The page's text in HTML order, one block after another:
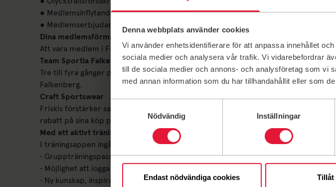
Denna webbplats använder cookies
Vi använder enhetsidentifierare för att anpassa innehållet
sociala medier och analysera vår trafik. Vi vidarebefordrar
till de sociala medier och annons- och analysföretag som vi
med annan information som du har tillhandahållit eller som
Nödvändig
Inställningar
Endast nödvändiga cookies Tillåt
● Medlemsinflytande och rösträtt på föreningens årsmöte.
● Medlemserbjudanden och rabatter hos våra samarbetspartners.
Dina medlemsförmåner
Att vara medlem i Friskis&Svettis Falkenberg innebär fler fördelar än träning.
Team Sportia Falkenberg
Tre till fyra gånger per år erbjuds Friskis Falkenbergs medlemmar att få rabatt på
Falkenberg.
Craft Sportswear
Friskis förstärker samarbetet med Cratf Sportswear. Två till tre gånger per år
rabatt på sina köp på Craft Sportswear >>
Med ett aktivt träningskort får du tillgång till träningsappen Friskis Go
I träningsappen ingår:
• Gruppträningspass, pass för gymmet och färdiga träningsprogram att följa över
• Möjlighet att logga och planera din träning
• Ny kunskap, inspiration och tips